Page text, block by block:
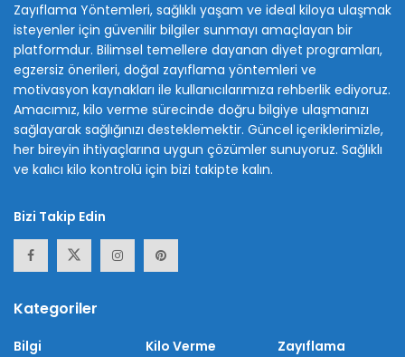
Zayıflama Yöntemleri, sağlıklı yaşam ve ideal kiloya ulaşmak
isteyenler için güvenilir bilgiler sunmayı amaçlayan bir
platformdur. Bilimsel temellere dayanan diyet programları,
egzersiz önerileri, doğal zayıflama yöntemleri ve
motivasyon kaynakları ile kullanıcılarımıza rehberlik ediyoruz.
Amacımız, kilo verme sürecinde doğru bilgiye ulaşmanızı
sağlayarak sağlığınızı desteklemektir. Güncel içeriklerimizle,
her bireyin ihtiyaçlarına uygun çözümler sunuyoruz. Sağlıklı
ve kalıcı kilo kontrolü için bizi takipte kalın.
Bizi Takip Edin
Kategoriler
Bilgi
Kilo Verme
Zayıflama